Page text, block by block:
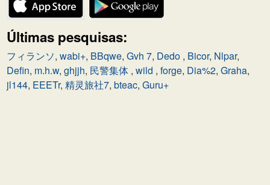
Últimas pesquisas:
フィランソ, wabi+, BBqwe, Gvh 7, Dedo , Bicor, Nlpar,
Defin, m.h.w, ghjjh, 民警集体 , wild , forge, Dia%2, Graha,
jl144, EEETr, 精灵旅社7, bteac, Guru+